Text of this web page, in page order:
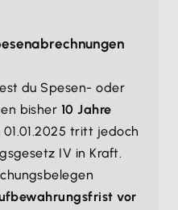
du Spesen- oder
bisher 10 Jahre
tritt jedoch
IV in Kraft.
vor